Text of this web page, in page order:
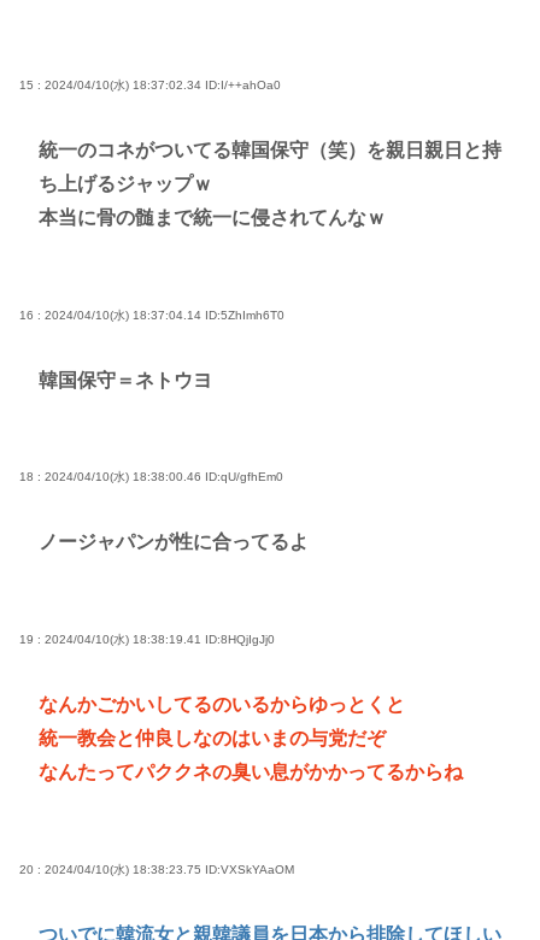
15 : 2024/04/10(水) 18:37:02.34 ID:I/++ahOa0
統一のコネがついてる韓国保守（笑）を親日親日と持
ち上げるジャップｗ
本当に骨の髄まで統一に侵されてんなｗ
16 : 2024/04/10(水) 18:37:04.14 ID:5ZhImh6T0
韓国保守＝ネトウヨ
18 : 2024/04/10(水) 18:38:00.46 ID:qU/gfhEm0
ノージャパンが性に合ってるよ
19 : 2024/04/10(水) 18:38:19.41 ID:8HQjIgJj0
なんかごかいしてるのいるからゆっとくと
統一教会と仲良しなのはいまの与党だぞ
なんたってパククネの臭い息がかかってるからね
20 : 2024/04/10(水) 18:38:23.75 ID:VXSkYAaOM
ついでに韓流女と親韓議員を日本から排除してほしい